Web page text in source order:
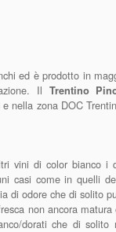
ed è prodotto in
Il Trentino
nella zona DOC
vini di color bianco i
casi come in quelli
di odore che di solito
non ancora
dorati che di solito